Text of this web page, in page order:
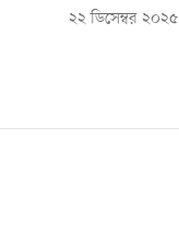
২২ ডিসেম্বর ২০২৫